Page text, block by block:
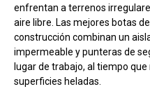
enfrentan a terrenos
aire libre. Las mejores botas
construcción combinan un
impermeable y punteras de
lugar de trabajo, al tiempo
superficies heladas.